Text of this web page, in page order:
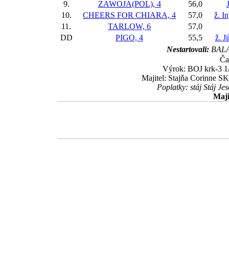
9. ZAWOJA(POL), 4 56,0
10.
CHEERS FOR CHIARA, 4 57,0
ž.
11.
TARLOW, 6
57,0
DD
PIGO, 4 55,5
ž.
Nestartovali:
Výrok: BOJ krk-3
Majitel: Stajňa Corinne
Poplatky: stáj Stáj